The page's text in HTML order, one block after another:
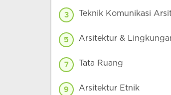
3 Teknik Komunikasi
5 Arsitektur &
7 Tata Ruang
9 Arsitektur Etnik